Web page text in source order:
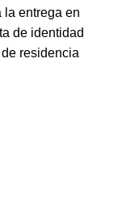
la entrega en
de identidad
residencia